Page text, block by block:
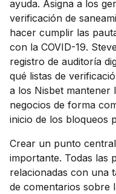
ayuda. Asigna a los
verificación de
hacer cumplir las
con la COVID-19.
registro de auditoría
qué listas de
a los Nisbet mantener
negocios de forma
inicio de los bloqueos
Crear un punto
importante. Todas las
relacionadas con una
de comentarios sobre